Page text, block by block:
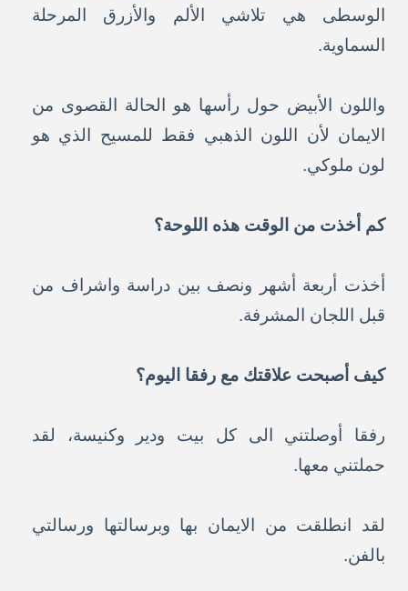
الوسطى هي تلاشي الألم والأزرق المرحلة
السماوية.
واللون الأبيض حول رأسها هو الحالة القصوى من
الايمان لأن اللون الذهبي فقط للمسيح الذي هو
لون ملوكي.
كم أخذت من الوقت هذه اللوحة؟
أخذت أربعة أشهر ونصف بين دراسة واشراف من
قبل اللجان المشرفة.
كيف أصبحت علاقتك مع رفقا اليوم؟
رفقا أوصلتني الى كل بيت ودير وكنيسة، لقد
حملتني معها.
لقد انطلقت من الايمان بها وبرسالتها ورسالتي
بالفن.